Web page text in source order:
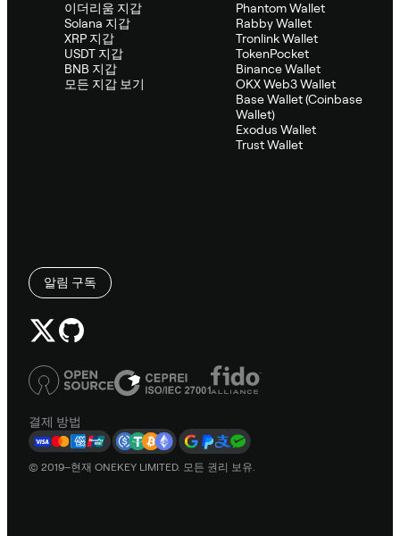
이더리움 지갑
Solana 지갑
XRP 지갑
USDT 지갑
BNB 지갑
모든 지갑 보기
Phantom Wallet
Rabby Wallet
Tronlink Wallet
TokenPocket
Binance Wallet
OKX Web3 Wallet
Base Wallet (Coinbase
Wallet)
Exodus Wallet
Trust Wallet
알림 구독
결제 방법
© 2019–현재 ONEKEY LIMITED. 모든 권리 보유.